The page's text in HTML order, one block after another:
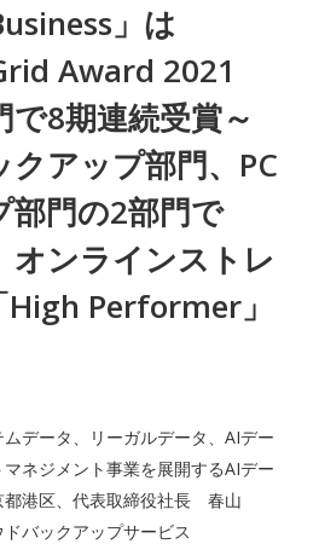
」は
Award 2021
で8期連続受賞～
アップ部門、PC
門の2部門で
オンラインストレ
Performer」
データ、リーガルデータ、AIデー
ネジメント事業を展開するAIデー
都港区、代表取締役社長 春山
バックアップサービス